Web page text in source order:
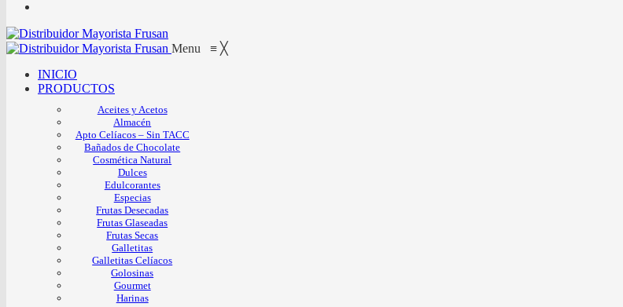
Menu ≡ ╳
INICIO
PRODUCTOS
Aceites y Acetos
Almacén
Apto Celíacos – Sin TACC
Bañados de Chocolate
Cosmética Natural
Dulces
Edulcorantes
Especias
Frutas Desecadas
Frutas Glaseadas
Frutas Secas
Galletitas
Galletitas Celíacos
Golosinas
Gourmet
Harinas